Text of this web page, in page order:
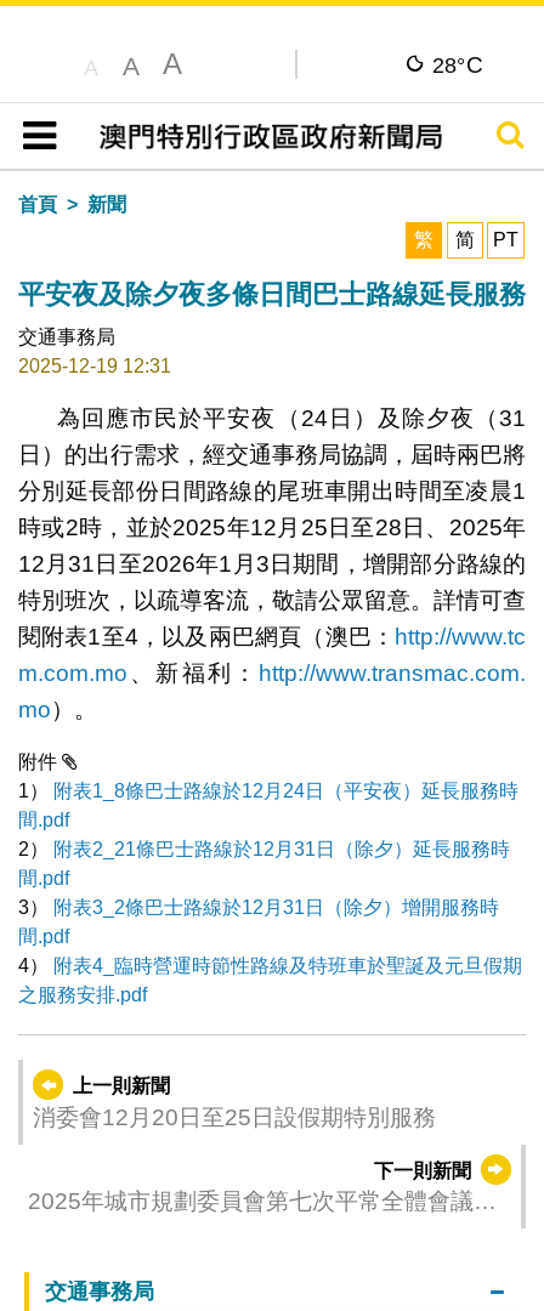
A A A 28°C
目錄
搜尋
首頁
新聞
繁
简 PT
平安夜及除夕夜多條日間巴士路線延長服務
交通事務局
2025-12-19 12:31
為回應市民於平安夜（24日）及除夕夜（31
日）的出行需求，經交通事務局協調，屆時兩巴將
分別延長部份日間路線的尾班車開出時間至凌晨1
時或2時，並於2025年12月25日至28日、2025年
12月31日至2026年1月3日期間，增開部分路線的
特別班次，以疏導客流，敬請公眾留意。詳情可查
閱附表1至4，以及兩巴網頁（澳巴： http://www.tc
m.com.mo 、新福利： http://www.transmac.com.
mo）。
附件
1）
附表1_8條巴士路線於12月24日（平安夜）延長服務時
間.pdf
2）
附表2_21條巴士路線於12月31日（除夕）延長服務時
間.pdf
3）
附表3_2條巴士路線於12月31日（除夕）增開服務時
間.pdf
4）
附表4_臨時營運時節性路線及特班車於聖誕及元旦假期
之服務安排.pdf
上一則新聞
消委會12月20日至25日設假期特別服務
下一則新聞
2025年城市規劃委員會第七次平常全體會議安
交通事務局